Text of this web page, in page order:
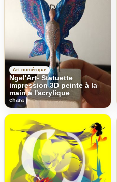
Art numérique
Ngel'Art- Statuette
impression 3D peinte à la
main a l'acrylique
chara